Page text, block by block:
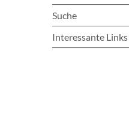
Suche
Interessante Links